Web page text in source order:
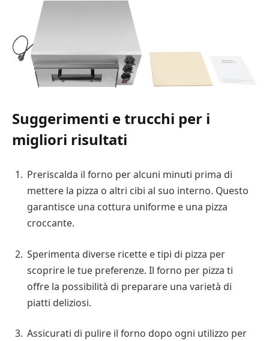
Suggerimenti e trucchi per i
migliori risultati
Preriscalda il forno per alcuni minuti prima di
mettere la pizza o altri cibi al suo interno. Questo
garantisce una cottura uniforme e una pizza
croccante.
Sperimenta diverse ricette e tipi di pizza per
scoprire le tue preferenze. Il forno per pizza ti
offre la possibilità di preparare una varietà di
piatti deliziosi.
Assicurati di pulire il forno dopo ogni utilizzo per